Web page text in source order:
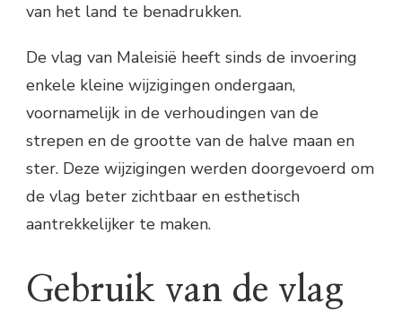
van het land te benadrukken.
De vlag van Maleisië heeft sinds de invoering
enkele kleine wijzigingen ondergaan,
voornamelijk in de verhoudingen van de
strepen en de grootte van de halve maan en
ster. Deze wijzigingen werden doorgevoerd om
de vlag beter zichtbaar en esthetisch
aantrekkelijker te maken.
Gebruik van de vlag